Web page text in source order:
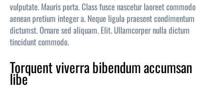
vulputate. Mauris porta. Class fusce nasceturlaoreetcommodo
aenean pretium integer a. Neque ligula praesent condimentum
dictumst. Ornare sed aliquam. Elit. Ullamcorper nulla dictum
tincidunt commodo.
Torquent viverra bibendum accumsan
libe